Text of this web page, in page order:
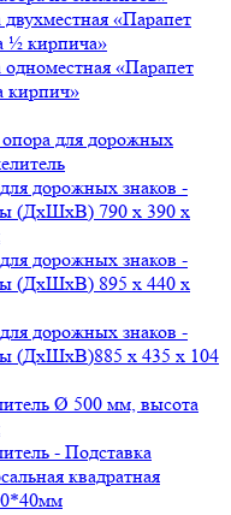
«Парапет
½ кирпича»
«Парапет
кирпич»
для дорожных
дорожных знаков -
(ДxШxВ) 790 x 390 x
дорожных знаков -
(ДxШxВ) 895 x 440 x
дорожных знаков -
(ДxШxВ)885 x 435 x 104
Ø 500 мм, высота
- Подставка
квадратная